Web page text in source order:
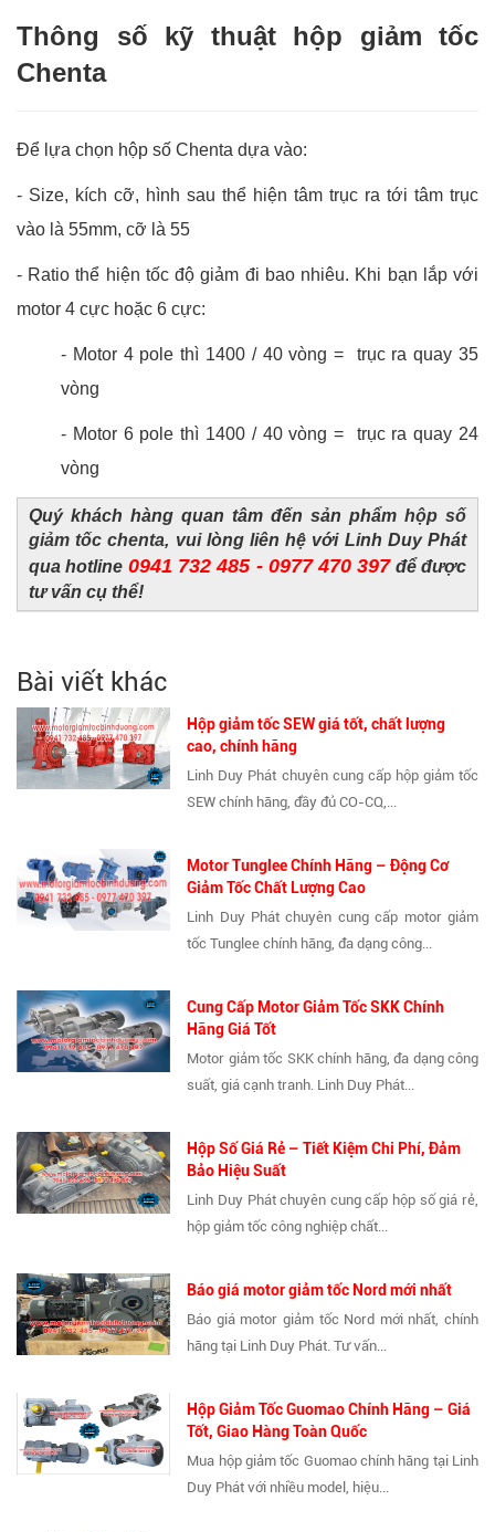
Thông số kỹ thuật hộp giảm tốc
Chenta
Để lựa chọn hộp số Chenta dựa vào:
- Size, kích cỡ, hình sau thể hiện tâm trục ra tới tâm trục
vào là 55mm, cỡ là 55
- Ratio thể hiện tốc độ giảm đi bao nhiêu. Khi bạn lắp với
motor 4 cực hoặc 6 cực:
- Motor 4 pole thì 1400 / 40 vòng = trục ra quay 35
vòng
- Motor 6 pole thì 1400 / 40 vòng = trục ra quay 24
vòng
Quý khách hàng quan tâm đến sản phẩm hộp số
giảm tốc chenta, vui lòng liên hệ với Linh Duy Phát
qua hotline 0941 732 485 - 0977 470 397để được
tư vấn cụ thể!
Bài viết khác
Hộp giảm tốc SEW giá tốt, chất lượng
cao, chính hãng
Linh Duy Phát chuyên cung cấp hộp giảm tốc
SEW chính hãng, đầy đủ CO-CQ,...
Motor Tunglee Chính Hãng – Động Cơ
Giảm Tốc Chất Lượng Cao
Linh Duy Phát chuyên cung cấp motor giảm
tốc Tunglee chính hãng, đa dạng công...
Cung Cấp Motor Giảm Tốc SKK Chính
Hãng Giá Tốt
Motor giảm tốc SKK chính hãng, đa dạng công
suất, giá cạnh tranh. Linh Duy Phát...
Hộp Số Giá Rẻ – Tiết Kiệm Chi Phí, Đảm
Bảo Hiệu Suất
Linh Duy Phát chuyên cung cấp hộp số giá rẻ,
hộp giảm tốc công nghiệp chất...
Báo giá motor giảm tốc Nord mới nhất
Báo giá motor giảm tốc Nord mới nhất, chính
hãng tại Linh Duy Phát. Tư vấn...
Hộp Giảm Tốc Guomao Chính Hãng – Giá
Tốt, Giao Hàng Toàn Quốc
Mua hộp giảm tốc Guomao chính hãng tại Linh
Duy Phát với nhiều model, hiệu...